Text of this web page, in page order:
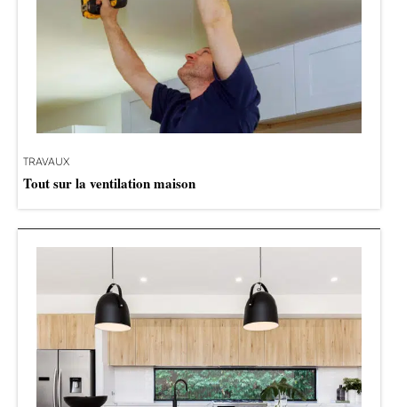
TRAVAUX
Tout sur la ventilation maison